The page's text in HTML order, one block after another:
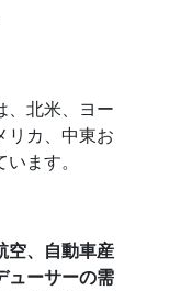
、北米、ヨー
リカ、中東お
ます。
空、自動車産
ューサーの需